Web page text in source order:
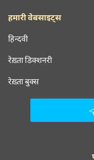
हमारी वेबसाइट्स
हिन्दवी
रेख़्ता डिक्शनरी
रेख़्ता बुक्स